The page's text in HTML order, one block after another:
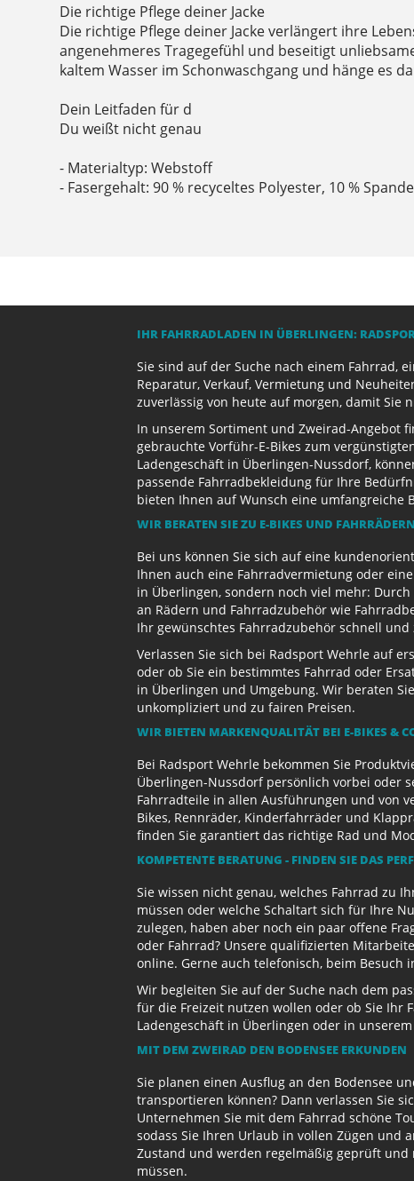
Die richtige Pflege deiner Jacke
Die richtige Pflege deiner Jacke verlängert ihre
angenehmeres Tragegefühl und beseitigt
kaltem Wasser im Schonwaschgang und hänge es
Dein Leitfaden für d
Du weißt nicht genau
- Materialtyp: Webstoff
- Fasergehalt: 90 % recyceltes Polyester, 10 %
IHR FAHRRADLADEN IN ÜBERLINGEN:
Sie sind auf der Suche nach einem Fahrrad,
Reparatur, Verkauf, Vermietung und
zuverlässig von heute auf morgen, damit Sie
In unserem Sortiment und Zweirad-Angebot
gebrauchte Vorführ-E-Bikes zum
Ladengeschäft in Überlingen-Nussdorf,
passende Fahrradbekleidung für Ihre
bieten Ihnen auf Wunsch eine umfangreiche
WIR BERATEN SIE ZU E-BIKES UND FAHRRÄDERN
Bei uns können Sie sich auf eine
Ihnen auch eine Fahrradvermietung oder
in Überlingen, sondern noch viel mehr:
an Rädern und Fahrradzubehör wie
Ihr gewünschtes Fahrradzubehör schnell
Verlassen Sie sich bei Radsport Wehrle auf
oder ob Sie ein bestimmtes Fahrrad oder
in Überlingen und Umgebung. Wir beraten
unkompliziert und zu fairen Preisen.
WIR BIETEN MARKENQUALITÄT BEI E-BIKES &
Bei Radsport Wehrle bekommen Sie
Überlingen-Nussdorf persönlich vorbei oder
Fahrradteile in allen Ausführungen und von
Bikes, Rennräder, Kinderfahrräder und
finden Sie garantiert das richtige Rad und
KOMPETENTE BERATUNG - FINDEN SIE DAS
Sie wissen nicht genau, welches Fahrrad zu
müssen oder welche Schaltart sich für Ihre
zulegen, haben aber noch ein paar offene
oder Fahrrad? Unsere qualifizierten
online. Gerne auch telefonisch, beim
Wir begleiten Sie auf der Suche nach dem
für die Freizeit nutzen wollen oder ob Sie Ihr
Ladengeschäft in Überlingen oder in
MIT DEM ZWEIRAD DEN BODENSEE ERKUNDEN
Sie planen einen Ausflug an den Bodensee
transportieren können? Dann verlassen Sie
Unternehmen Sie mit dem Fahrrad schöne
sodass Sie Ihren Urlaub in vollen Zügen und
Zustand und werden regelmäßig geprüft
müssen.